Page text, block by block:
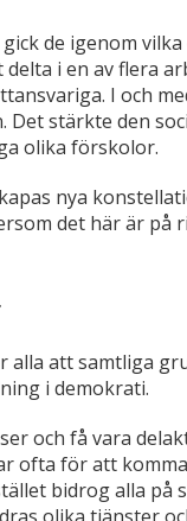
de igenom
i en av flera
I och
stärkte den
olika förskolor.
nya
det här är på
att samtliga
i demokrati.
och få vara
ofta för att
bidrog alla på